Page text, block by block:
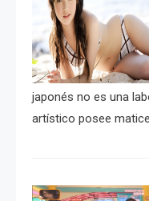
japonés no es una
artístico posee